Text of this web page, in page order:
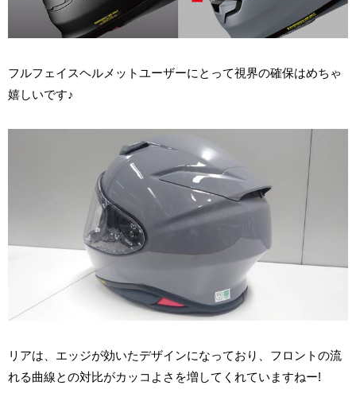
フルフェイスヘルメットユーザーにとって視界の確保はめちゃ
嬉しいです♪
リアは、エッジが効いたデザインになっており、フロントの流
れる曲線との対比がカッコよさを増してくれていますねー!